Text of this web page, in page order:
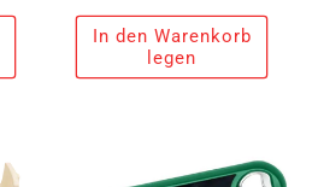
Preis
In den Warenkorb
legen